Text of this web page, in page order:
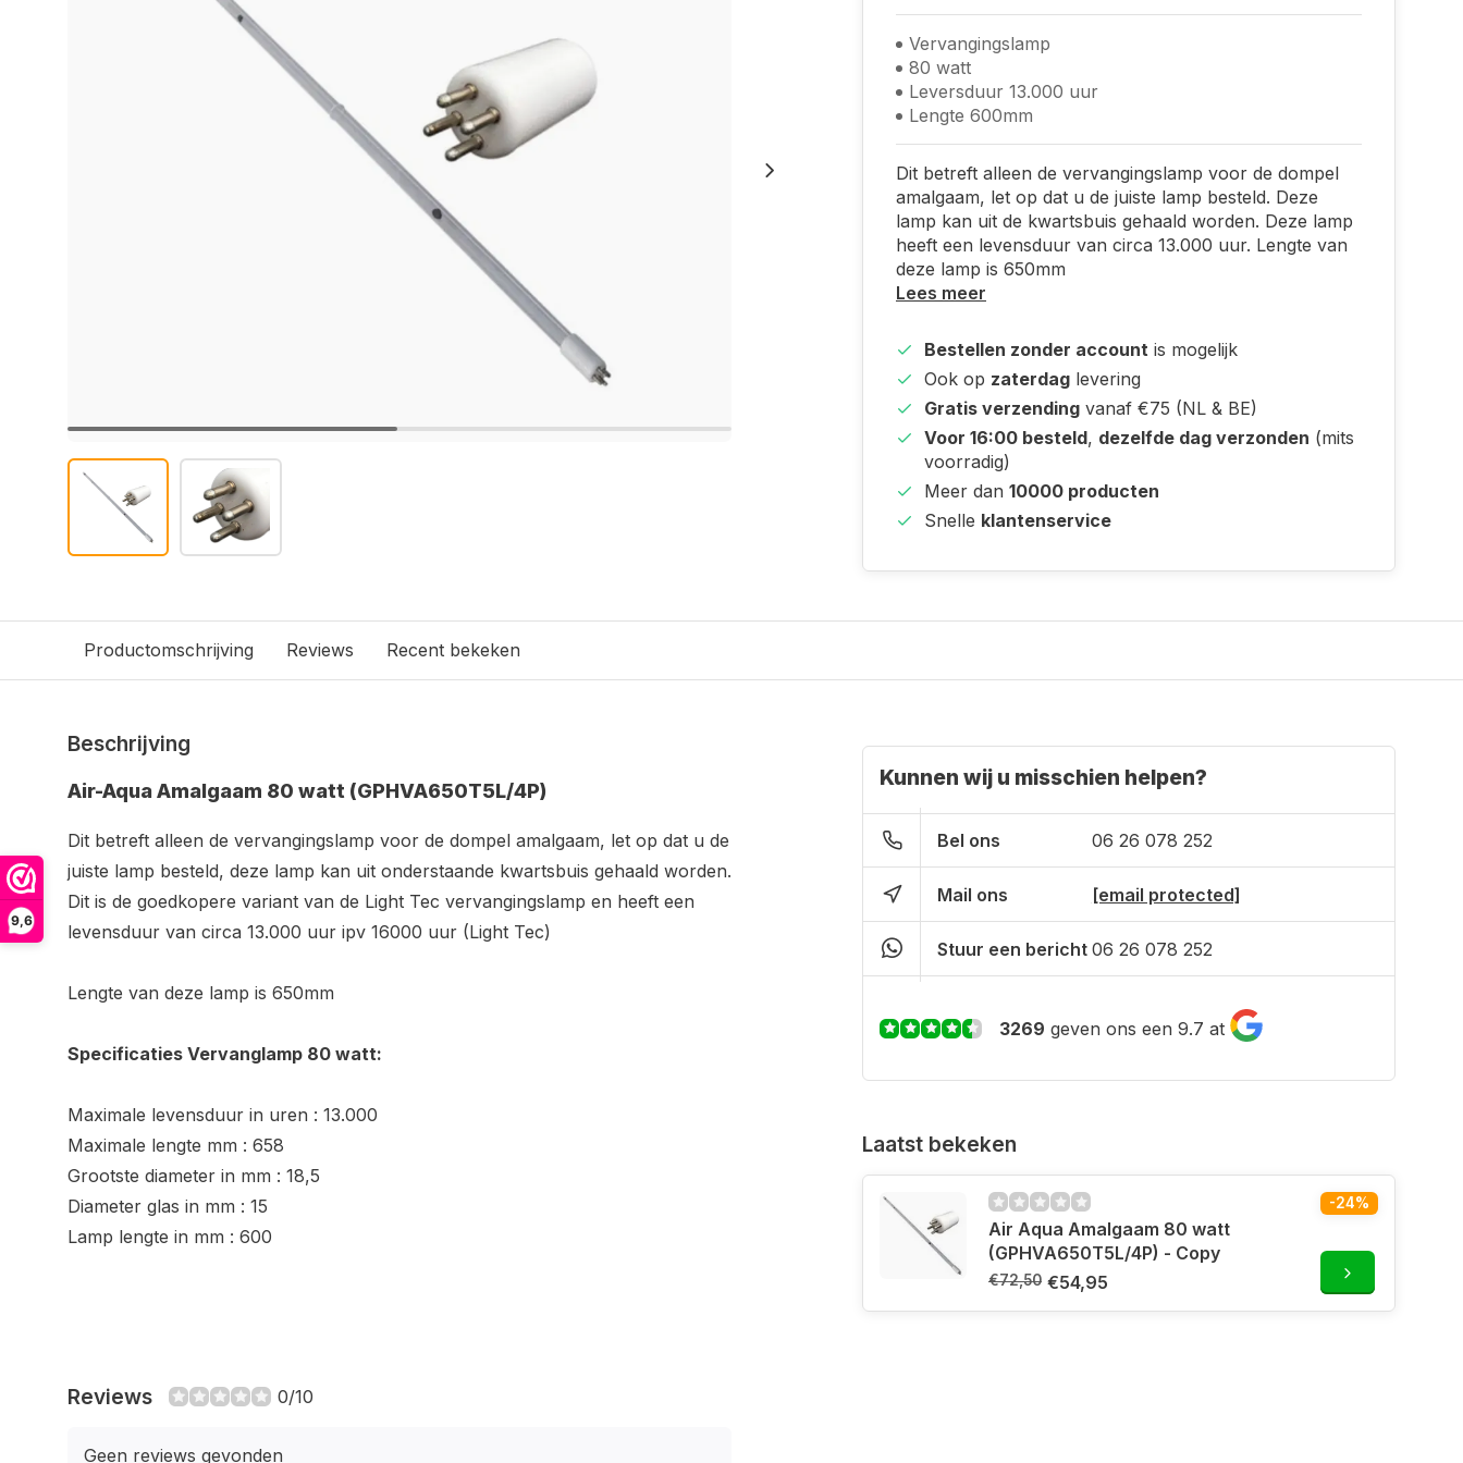
9,6
Vervangingslamp
80 watt
Leversduur 13.000 uur
Lengte 600mm
Dit betreft alleen de vervangingslamp voor de dompel
amalgaam, let op dat u de juiste lamp besteld. Deze
lamp kan uit de kwartsbuis gehaald worden. Deze lamp
heeft een levensduur van circa 13.000 uur. Lengte van
deze lamp is 650mm
Lees meer
Bestellen zonder account is mogelijk
Ook op zaterdag levering
Gratis verzending vanaf €75 (NL & BE)
Voor 16:00 besteld, dezelfde dag verzonden (mits
voorradig)
Meer dan 10000 producten
Snelle klantenservice
Productomschrijving Reviews Recent bekeken
Beschrijving
Air-Aqua Amalgaam 80 watt (GPHVA650T5L/4P)
Dit betreft alleen de vervangingslamp voor de dompel amalgaam, let op dat u de
juiste lamp besteld, deze lamp kan uit onderstaande kwartsbuis gehaald worden.
Dit is de goedkopere variant van de Light Tec vervangingslamp en heeft een
levensduur van circa 13.000 uur ipv 16000 uur (Light Tec)
Lengte van deze lamp is 650mm
Specificaties Vervanglamp 80 watt:
Maximale levensduur in uren : 13.000
Maximale lengte mm : 658
Grootste diameter in mm : 18,5
Diameter glas in mm : 15
Lamp lengte in mm : 600
Reviews 0/10
Geen reviews gevonden
Kunnen wij u misschien helpen?
Bel ons 06 26 078 252
Mail ons [email protected]
Stuur een bericht 06 26 078 252
3269 geven ons een 9.7 at
Laatst bekeken
Air Aqua Amalgaam 80 watt
(GPHVA650T5L/4P) - Copy
€72,50 €54,95
-24%